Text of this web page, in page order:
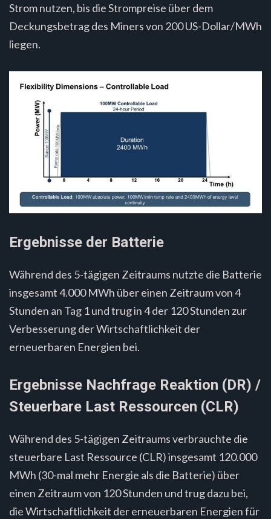
Strom nutzen, bis die Strompreise über dem
Deckungsbetrag des Miners von 200 US-Dollar/MWh
liegen.
Ergebnisse der Batterie
Während des 5-tägigen Zeitraums nutzte die Batterie
insgesamt 4.000 MWh über einen Zeitraum von 4
Stunden an Tag 1 und trug in 4 der 120 Stunden zur
Verbesserung der Wirtschaftlichkeit der
erneuerbaren Energien bei.
Ergebnisse Nachfrage Reaktion (DR) /
Steuerbare Last Ressourcen (CLR)
Während des 5-tägigen Zeitraums verbrauchte die
steuerbare Last Ressource (CLR) insgesamt 120.000
MWh (30-mal mehr Energie als die Batterie) über
einen Zeitraum von 120 Stunden und trug dazu bei,
die Wirtschaftlichkeit der erneuerbaren Energien für